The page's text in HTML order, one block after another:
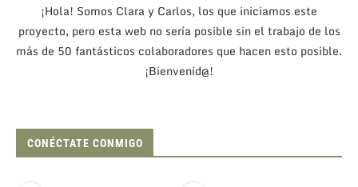
¡Hola! Somos Clara y Carlos, los que iniciamos este
proyecto, pero esta web no sería posible sin el trabajo de los
más de 50 fantásticos colaboradores que hacen esto posible.
¡Bienvenid@!
CONÉCTATE CONMIGO